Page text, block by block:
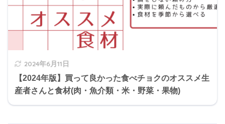
2024年6月11日
【2024年版】買って良かった食べチョクのオススメ生
産者さんと食材(肉・魚介類・米・野菜・果物)